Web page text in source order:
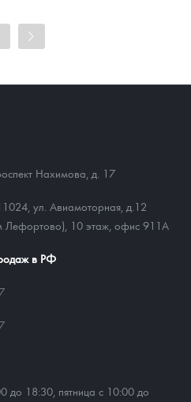
выкупа
Нахимова, д. 17
ул. Авиамоторная, д.12
Лефортово), 10 этаж, офис 911А
в РФ
до 18:30, пятница с 10:00 до